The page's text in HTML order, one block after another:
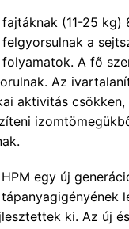
(11-25 kg)
a
A fő
Az
aktivitás csökken,
HPM egy új
ki. Az új